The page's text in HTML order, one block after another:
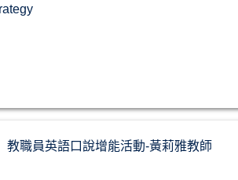
教職員英語口說增能活動-黃莉雅教師